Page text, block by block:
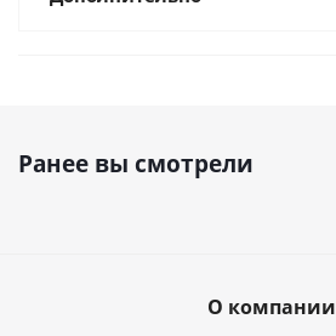
Ранее вы смотрели
О компании